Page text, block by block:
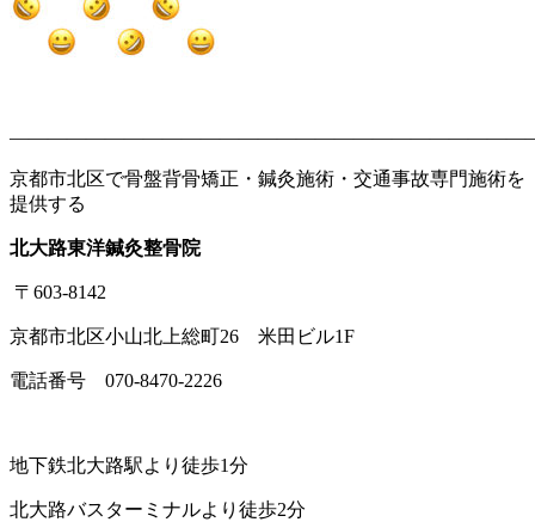
京都市北区で骨盤背骨矯正・鍼灸施術・交通事故専門施術を
提供する
北大路東洋鍼灸整骨院
〒603-8142
京都市北区小山北上総町26 米田ビル1F
電話番号 070-8470-2226
地下鉄北大路駅より徒歩1分
北大路バスターミナルより徒歩2分